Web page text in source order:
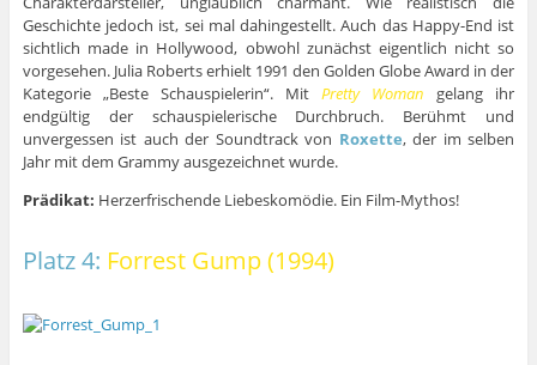
Geschichte jedoch ist, sei mal dahingestellt. Auch das Happy-End ist
sichtlich made in Hollywood, obwohl zunächst eigentlich nicht so
vorgesehen. Julia Roberts erhielt 1991 den Golden Globe Award in der
Kategorie „Beste Schauspielerin“. MitPretty Woman gelang ihr
endgültig der schauspielerische Durchbruch. Berühmt und
unvergessen ist auch der Soundtrack von Roxette, der im selben
Jahr mit dem Grammy ausgezeichnet wurde.
Prädikat: Herzerfrischende Liebeskomödie. Ein Film-Mythos!
Platz 4: Forrest Gump (1994)